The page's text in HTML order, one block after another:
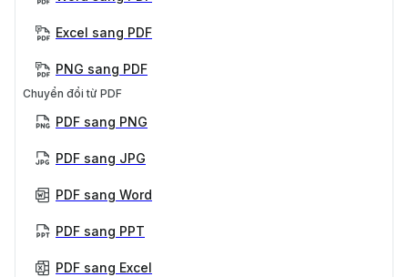
Excel sang PDF
PNG sang PDF
Chuyển đổi từ PDF
PDF sang PNG
PDF sang JPG
PDF sang Word
PDF sang PPT
PDF sang Excel